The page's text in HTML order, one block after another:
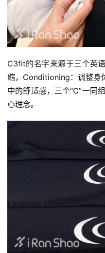
C3fit的名字来源于三个英
缩，Conditioning：调整身
中的舒适感，三个“C”一同
心理念。